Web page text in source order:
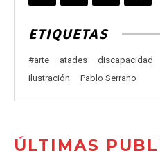
ETIQUETAS
#arte atades discapacidad
ilustración
Pablo Serrano
ÚLTIMAS